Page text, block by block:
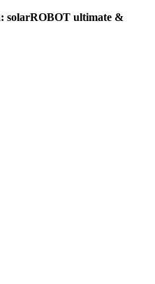
solarROBOT ultimate &